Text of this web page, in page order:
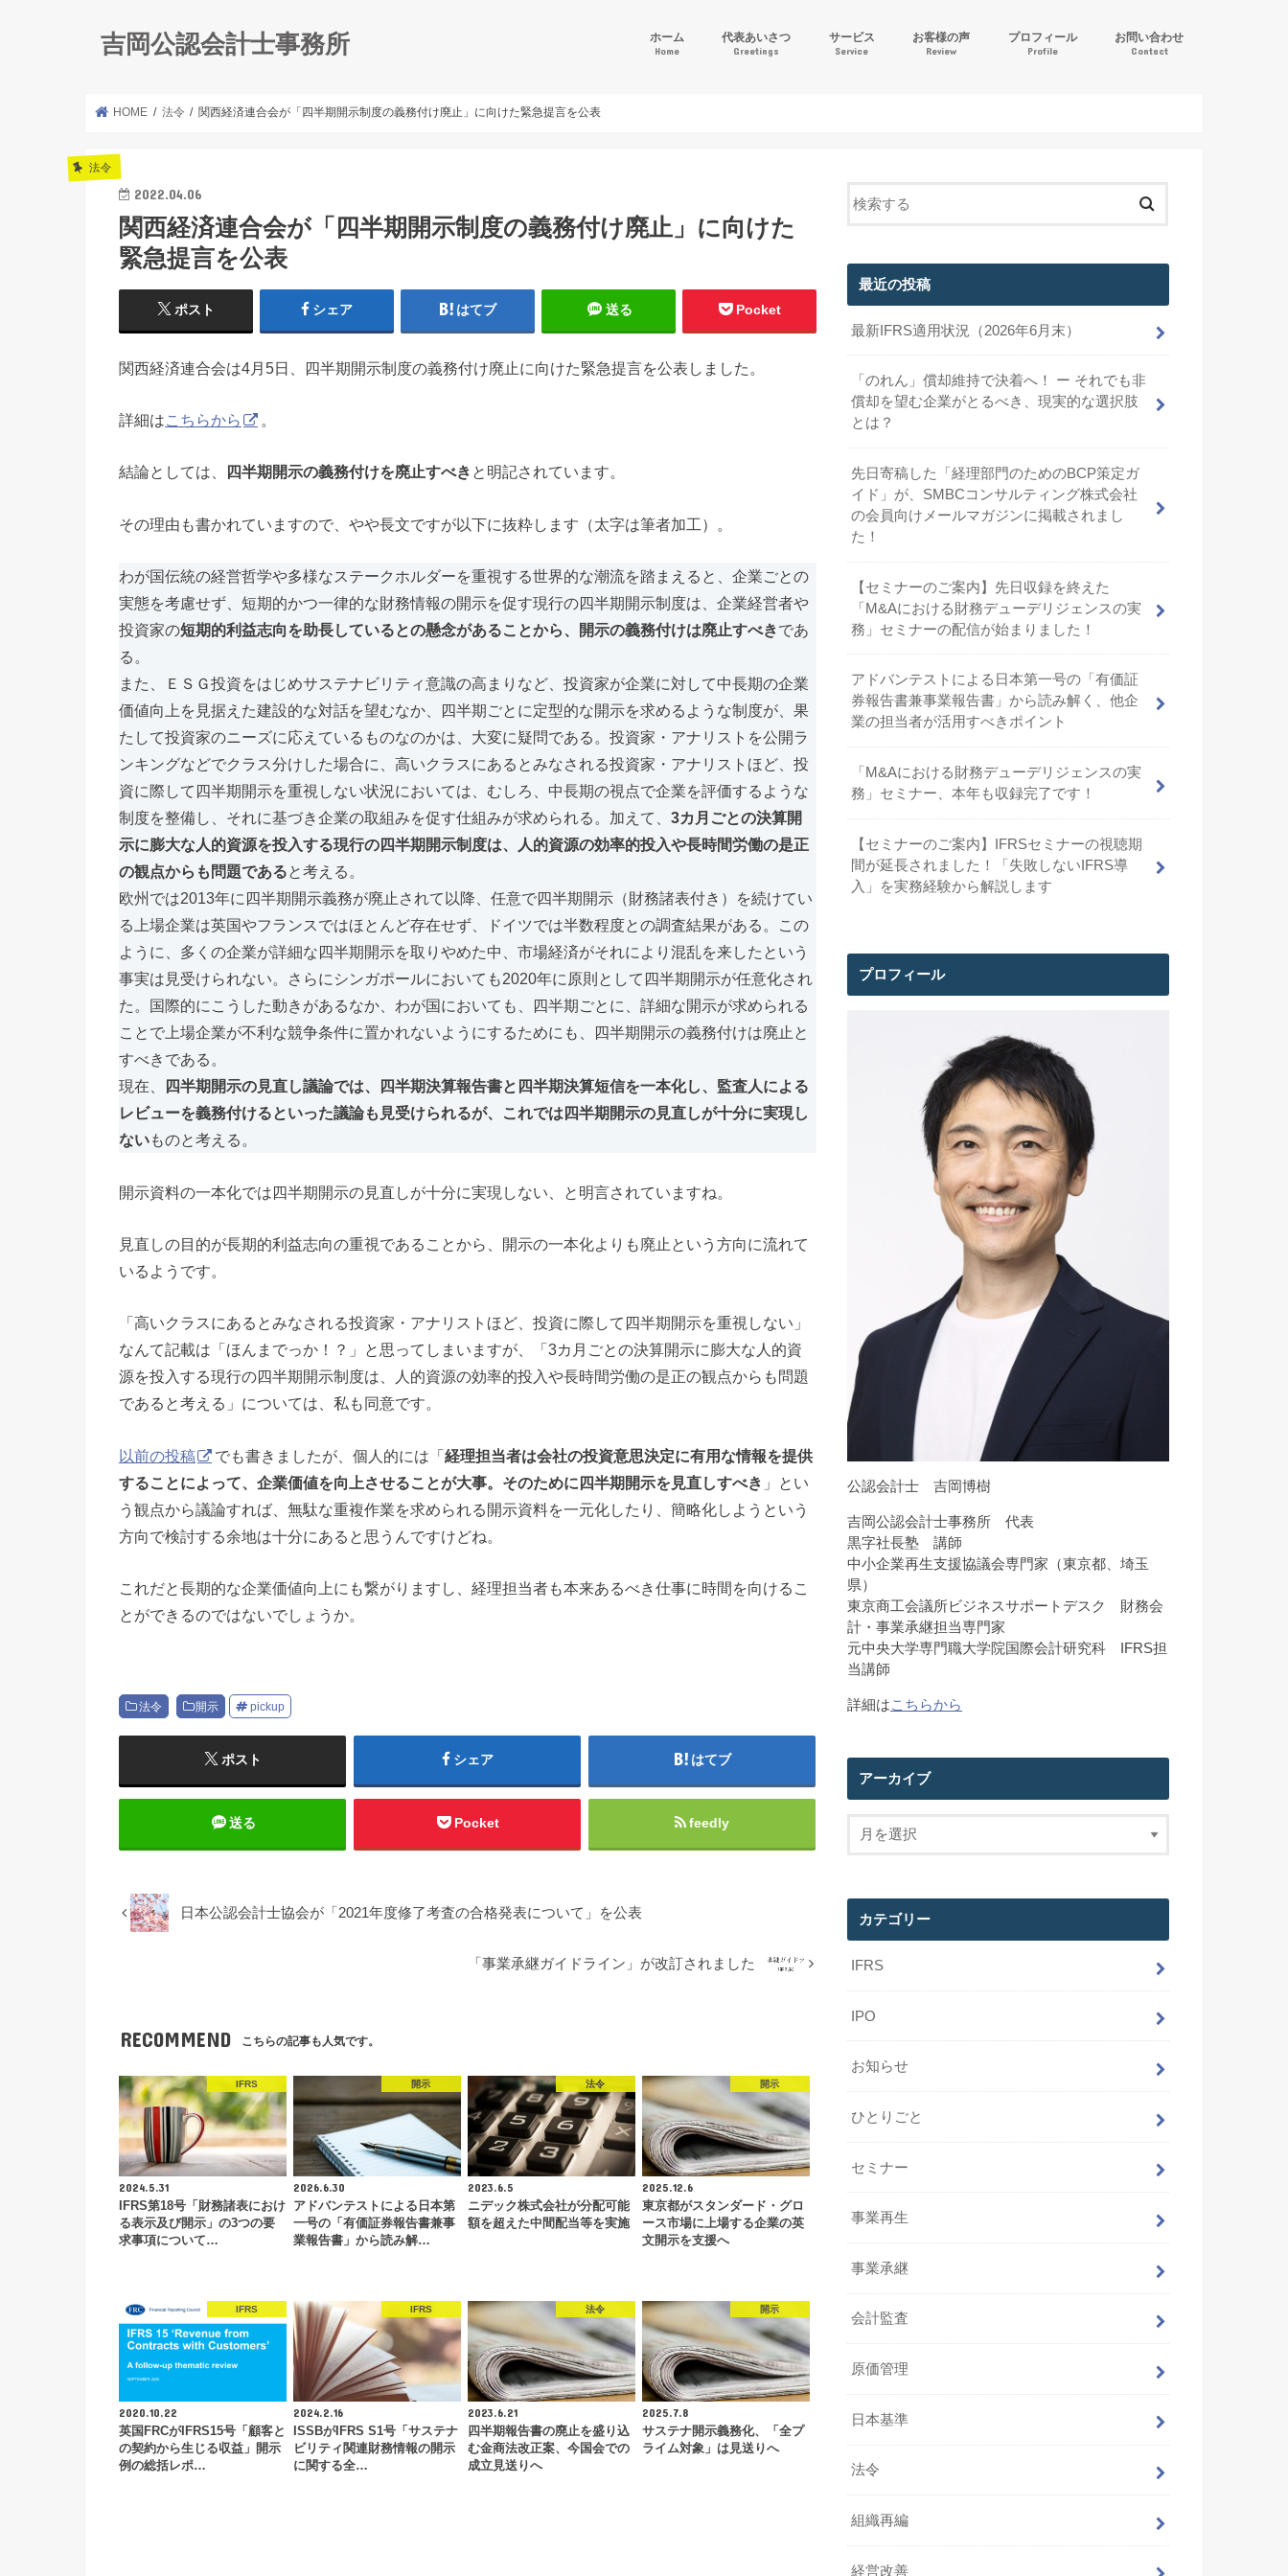
吉岡公認会計士事務所 ホーム
Home
代表あいさつ
Greetings
サービス
Service
お客様の声
Review
プロフィール
Profile
お問い合わせ
Contact
HOME 法令 関西経済連合会が「四半期開示制度の義務付け廃止」に向けた緊急提言を公表
法令
2022.04.06
関西経済連合会が「四半期開示制度の義務付け廃止」に向けた
緊急提言を公表
ポスト シェア はてブ 送る Pocket
関西経済連合会は4月5日、四半期開示制度の義務付け廃止に向けた緊急提言を公表しました。
詳細はこちらから 。
結論としては、 四半期開示の義務付けを廃止すべき と明記されています。
その理由も書かれていますので、やや長文ですが以下に抜粋します（太字は筆者加工）。
わが国伝統の経営哲学や多様なステークホルダーを重視する世界的な潮流を踏まえると、企業ごとの
実態を考慮せず、短期的かつ一律的な財務情報の開示を促す現行の四半期開示制度は、企業経営者や
投資家の短期的利益志向を助長しているとの懸念があることから、開示の義務付けは廃止すべきであ
る。
また、ＥＳＧ投資をはじめサステナビリティ意識の高まりなど、投資家が企業に対して中長期の企業
価値向上を見据えた建設的な対話を望むなか、四半期ごとに定型的な開示を求めるような制度が、果
たして投資家のニーズに応えているものなのかは、大変に疑問である。投資家・アナリストを公開ラ
ンキングなどでクラス分けした場合に、高いクラスにあるとみなされる投資家・アナリストほど、投
資に際して四半期開示を重視しない状況においては、むしろ、中長期の視点で企業を評価するような
制度を整備し、それに基づき企業の取組みを促す仕組みが求められる。加えて、 3カ月ごとの決算開
示に膨大な人的資源を投入する現行の四半期開示制度は、人的資源の効率的投入や長時間労働の是正
の観点からも問題であると考える。
欧州では2013年に四半期開示義務が廃止されて以降、任意で四半期開示（財務諸表付き）を続けてい
る上場企業は英国やフランスではほとんど存在せず、ドイツでは半数程度との調査結果がある。この
ように、多くの企業が詳細な四半期開示を取りやめた中、市場経済がそれにより混乱を来したという
事実は見受けられない。さらにシンガポールにおいても2020年に原則として四半期開示が任意化され
た。国際的にこうした動きがあるなか、わが国においても、四半期ごとに、詳細な開示が求められる
ことで上場企業が不利な競争条件に置かれないようにするためにも、四半期開示の義務付けは廃止と
すべきである。
現在、
四半期開示の見直し議論では、四半期決算報告書と四半期決算短信を一本化し、監査人による
レビューを義務付けるといった議論も見受けられるが、これでは四半期開示の見直しが十分に実現し
ないものと考える。
開示資料の一本化では四半期開示の見直しが十分に実現しない、と明言されていますね。
見直しの目的が長期的利益志向の重視であることから、開示の一本化よりも廃止という方向に流れて
いるようです。
「高いクラスにあるとみなされる投資家・アナリストほど、投資に際して四半期開示を重視しない」
なんて記載は「ほんまでっか！？」と思ってしまいますが、「3カ月ごとの決算開示に膨大な人的資
源を投入する現行の四半期開示制度は、人的資源の効率的投入や長時間労働の是正の観点からも問題
であると考える」については、私も同意です。
以前の投稿 でも書きましたが、個人的には「経理担当者は会社の投資意思決定に有用な情報を提供
することによって、企業価値を向上させることが大事。そのために四半期開示を見直しすべき 」とい
う観点から議論すれば、無駄な重複作業を求められる開示資料を一元化したり、簡略化しようという
方向で検討する余地は十分にあると思うんですけどね。
これだと長期的な企業価値向上にも繋がりますし、経理担当者も本来あるべき仕事に時間を向けるこ
とができるのではないでしょうか。
法令 開示 pickup
ポスト シェア はてブ
送る Pocket feedly
日本公認会計士協会が「2021年度修了考査の合格発表について」を公表
「事業承継ガイドライン」が改訂されました
RECOMMEND こちらの記事も人気です。
IFRS
2024.5.31
IFRS第18号「財務諸表におけ
る表示及び開示」の3つの要
求事項について…
開示
2026.6.30
アドバンテストによる日本第
一号の「有価証券報告書兼事
業報告書」から読み解…
法令
2023.6.5
ニデック株式会社が分配可能
額を超えた中間配当等を実施
開示
2025.12.6
東京都がスタンダード・グロ
ース市場に上場する企業の英
文開示を支援へ
IFRS
2020.10.22
英国FRCがIFRS15号「顧客と
の契約から生じる収益」開示
例の総括レポ…
IFRS
2024.2.16
ISSBがIFRS S1号「サステナ
ビリティ関連財務情報の開示
に関する全…
法令
2023.6.21
四半期報告書の廃止を盛り込
む金商法改正案、今国会での
成立見送りへ
開示
2025.7.8
サステナ開示義務化、「全プ
ライム対象」は見送りへ
最近の投稿
最新IFRS適用状況（2026年6月末）
「のれん」償却維持で決着へ！ ー それでも非
償却を望む企業がとるべき、現実的な選択肢
とは？
先日寄稿した「経理部門のためのBCP策定ガ
イド」が、SMBCコンサルティング株式会社
の会員向けメールマガジンに掲載されまし
た！
【セミナーのご案内】先日収録を終えた
「M&Aにおける財務デューデリジェンスの実
務」セミナーの配信が始まりました！
アドバンテストによる日本第一号の「有価証
券報告書兼事業報告書」から読み解く、他企
業の担当者が活用すべきポイント
「M&Aにおける財務デューデリジェンスの実
務」セミナー、本年も収録完了です！
【セミナーのご案内】IFRSセミナーの視聴期
間が延長されました！「失敗しないIFRS導
入」を実務経験から解説します
プロフィール
公認会計士 吉岡博樹
吉岡公認会計士事務所 代表
黒字社長塾 講師
中小企業再生支援協議会専門家（東京都、埼玉
県）
東京商工会議所ビジネスサポートデスク 財務会
計・事業承継担当専門家
元中央大学専門職大学院国際会計研究科 IFRS担
当講師
詳細はこちらから
アーカイブ
カテゴリー
IFRS
IPO
お知らせ
ひとりごと
セミナー
事業再生
事業承継
会計監査
原価管理
日本基準
法令
組織再編
経営改善